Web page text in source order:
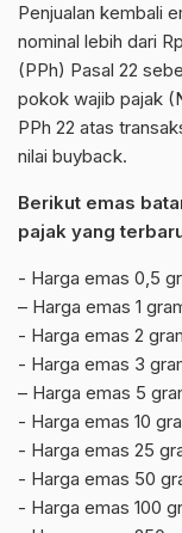
Penjualan kembali
nominal lebih dari
(PPh) Pasal 22
pokok wajib pajak
PPh 22 atas
nilai buyback.
Berikut emas
pajak yang
‎‎- Harga emas 0,5
– ⁠Harga emas 1
‎- ⁠Harga emas 2
‎- ⁠Harga emas 3
– ⁠Harga emas 5
‎- ⁠Harga emas 10
‎- Harga emas 25
‎- ⁠Harga emas 50
‎- ⁠Harga emas 100